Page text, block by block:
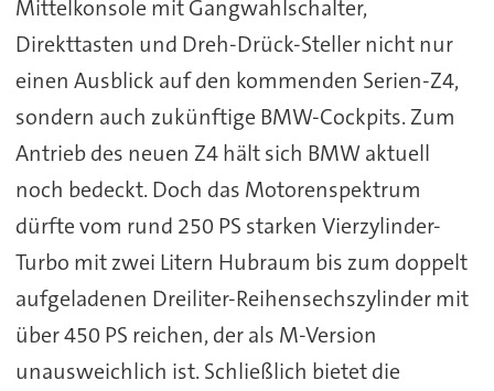
Mittelkonsole mit Gangwahlschalter,
Direkttasten und Dreh-Drück-Steller nicht nur
einen Ausblick auf den kommenden Serien-Z4,
sondern auch zukünftige BMW-Cockpits. Zum
Antrieb des neuen Z4 hält sich BMW aktuell
noch bedeckt. Doch das Motorenspektrum
dürfte vom rund 250 PS starken Vierzylinder-
Turbo mit zwei Litern Hubraum bis zum doppelt
aufgeladenen Dreiliter-Reihensechszylinder mit
über 450 PS reichen, der als M-Version
unausweichlich ist. Schließlich bietet die